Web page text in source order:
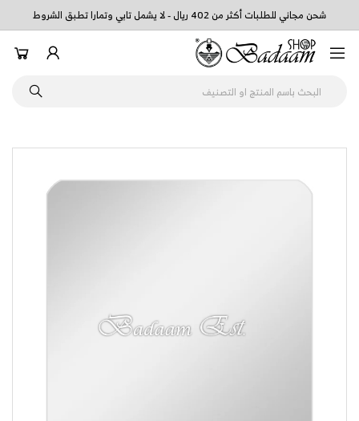
شحن مجاني للطلبات أكثر من 402 ريال - لا يشمل تابي وتمارا تطبق الشروط